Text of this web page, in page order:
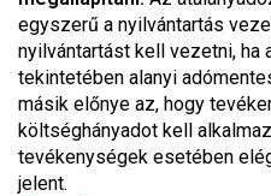
egyszerű a nyilvántartás
nyilvántartást kell vezetni, ha
tekintetében alanyi
másik előnye az, hogy
költséghányadot kell
tevékenységek esetében
jelent.